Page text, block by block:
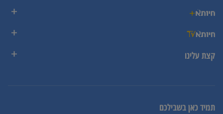
קצת עלינו
תמיד כאן בשבילכם